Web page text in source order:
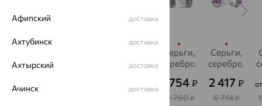
серебро,
SOKOLOV
серебро,
Серьги,
серебро,
6 754₽
18 760₽
Серьги,
серебро,
EFREMOV
2 417₽
6 714₽
Афипский доставка
Ахтубинск доставка
Ахтырский доставка
Ачинск доставка